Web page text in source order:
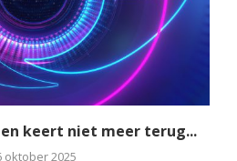
keert niet meer terug...
oktober 2025